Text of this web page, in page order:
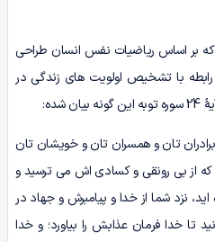
که بر اساس ریاضیات نفس انسان طراحی
با تشخیص اولویت های زندگی در
شده:
برادران تان و همسران تان و خویشان تان
که از بی رونقی و کسادی اش می ترسید و
نزد شما از خدا و پیامبرش و جهاد در
تا خدا فرمان عذابش را بیاورد؛ و خدا